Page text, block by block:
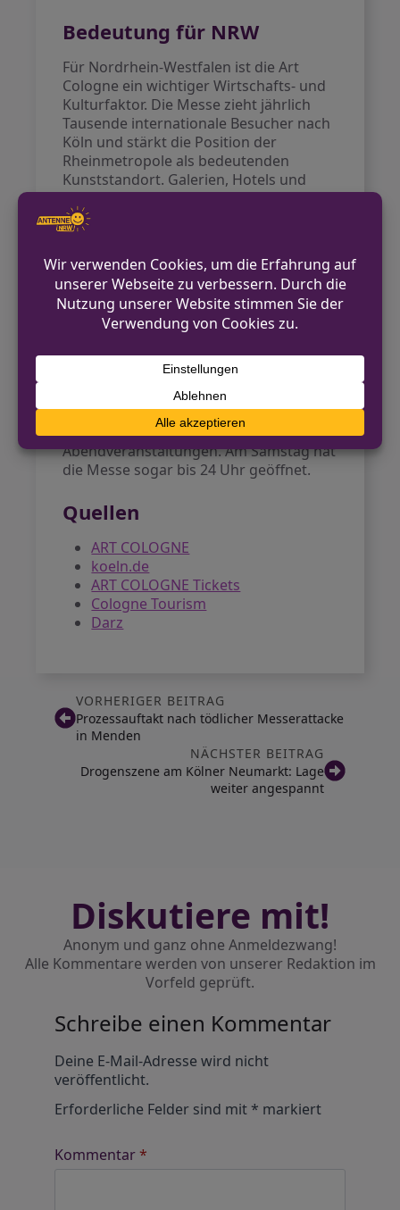
Bedeutung für NRW
Für Nordrhein-Westfalen ist die Art
Cologne ein wichtiger Wirtschafts- und
Kulturfaktor. Die Messe zieht jährlich
Tausende internationale Besucher nach
Köln und stärkt die Position der
Rheinmetropole als bedeutenden
Kunststandort. Galerien, Hotels und
Gastronomie profitieren vom
internationalen Publikum während der
Messetage.
Ausblick auf die
kommenden Tage
Erwartet werden zahlreiche
internationale Galerien, die Werke des
20. und 21. Jahrhunderts präsentieren.
verspricht ein
vielfältiges Programm mit Führungen,
Gesprächen und besonderen
Abendveranstaltungen. Am Samstag hat
die Messe sogar bis 24 Uhr geöffnet.
Quellen
ART COLOGNE
koeln.de
ART COLOGNE Tickets
Cologne Tourism
Darz
VORHERIGER BEITRAG
Prozessauftakt nach tödlicher Messerattacke
in Menden
NÄCHSTER BEITRAG
Drogenszene am Kölner Neumarkt: Lage
weiter angespannt
Diskutiere mit!
Anonym und ganz ohne Anmeldezwang!
Alle Kommentare werden von unserer Redaktion im
Vorfeld geprüft.
Schreibe einen Kommentar
Deine E-Mail-Adresse wird nicht
veröffentlicht.
Erforderliche Felder sind mit* markiert
Kommentar*